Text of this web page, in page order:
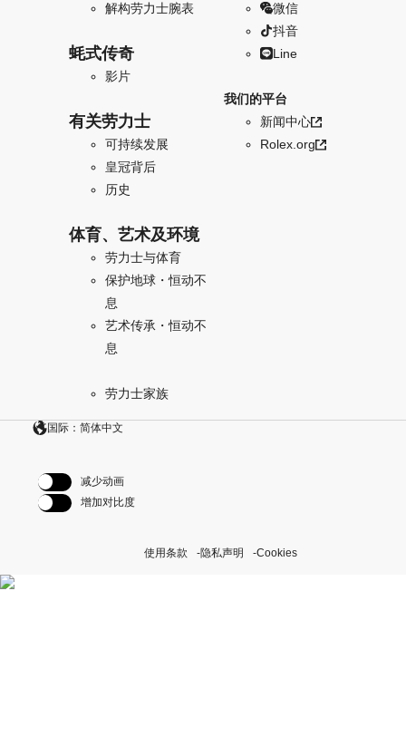
解构劳力士腕表
蚝式传奇
影片
有关劳力士
可持续发展
皇冠背后
历史
体育、艺术及环境
劳力士与体育
保护地球・恒动不
息
艺术传承・恒动不
息
劳力士家族
微信
抖音
Line
我们的平台
新闻中心
Rolex.org
国际：简体中文
减少动画
增加对比度
使用条款 隐私声明 Cookies